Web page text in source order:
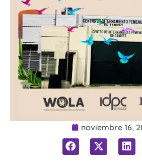
noviembre 16,